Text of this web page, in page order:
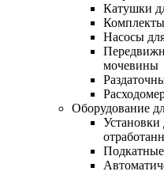
Катушки
Насосы
мочевины
Оборудование
Установки